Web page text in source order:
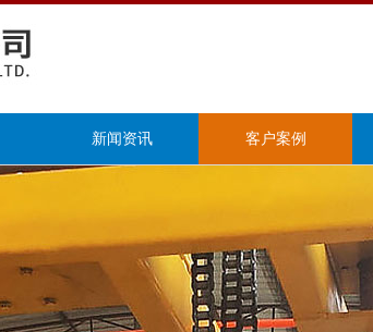
新闻资讯 客户案例